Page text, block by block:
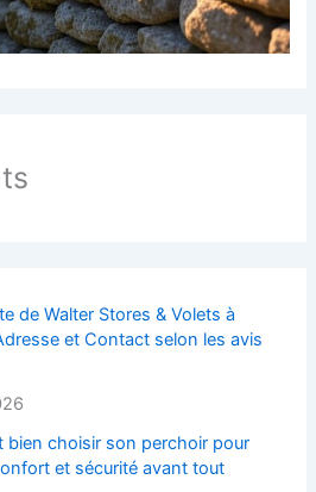
de Walter Stores & Volets à
et Contact selon les avis
bien choisir son perchoir pour
et sécurité avant tout